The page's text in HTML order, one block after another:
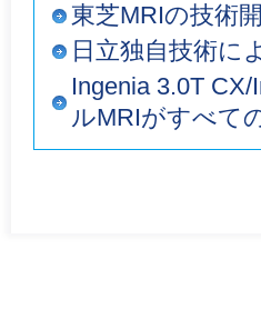
東芝MRIの技術
日立独自技術に
Ingenia 3.0T
ルMRIがすべて